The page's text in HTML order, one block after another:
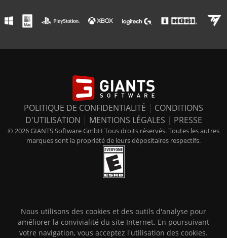
POLITIQUE DE CONFIDENTIALITÉ | CONDITIONS
D'UTILISATION | MENTIONS LÉGALES | PRESSE
© 2026 GIANTS Software GmbH Tous droits réservés. Toutes les autres
marques sont la propriété de leurs dépositaires respectifs.
Nous utilisons des cookies et des outils d'analyse pour
améliorer la convivialité du site Internet. En poursuivant
votre navigation, vous acceptez l'utilisation des cookies.